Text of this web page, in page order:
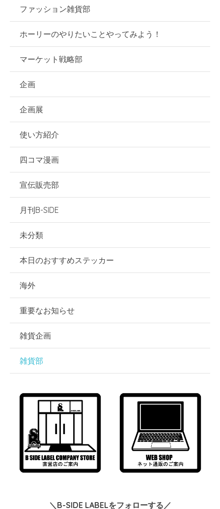
ファッション雑貨部
ホーリーのやりたいことやってみよう！
マーケット戦略部
企画
企画展
使い方紹介
四コマ漫画
宣伝販売部
月刊B-SIDE
未分類
本日のおすすめステッカー
海外
重要なお知らせ
雑貨企画
雑貨部
＼B-SIDE LABELをフォローする／